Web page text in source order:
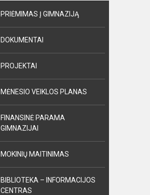
PRIĖMIMAS Į GIMNAZIJĄ
DOKUMENTAI
PROJEKTAI
MĖNESIO VEIKLOS PLANAS
FINANSINĖ PARAMA
GIMNAZIJAI
MOKINIŲ MAITINIMAS
BIBLIOTEKA – INFORMACIJOS
CENTRAS